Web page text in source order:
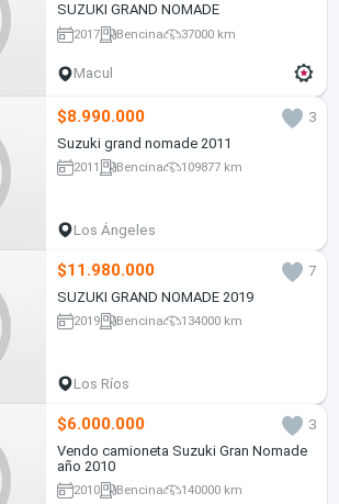
SUZUKI GRAND NOMADE
2017 Bencina 37000 km
Macul
$8.990.000
3
Suzuki grand nomade 2011
2011 Bencina 109877 km
Los Ángeles
$11.980.000
7
SUZUKI GRAND NOMADE 2019
2019 Bencina 134000 km
Los Ríos
$6.000.000
3
Vendo camioneta Suzuki Gran Nomade
año 2010
2010 Bencina 140000 km